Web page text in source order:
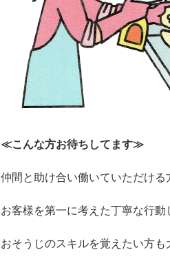
≪こんな方お待ちしてます≫
仲間と助け合い働いていただける
お客様を第一に考えた丁寧な行動
おそうじのスキルを覚えたい方も